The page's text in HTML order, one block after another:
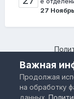
27
Камчатский
Важная
Продолжая
на обработку
данных.